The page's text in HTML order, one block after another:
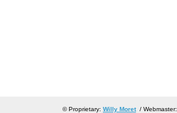
© Proprietary: Willy Moret/ Webmaster: